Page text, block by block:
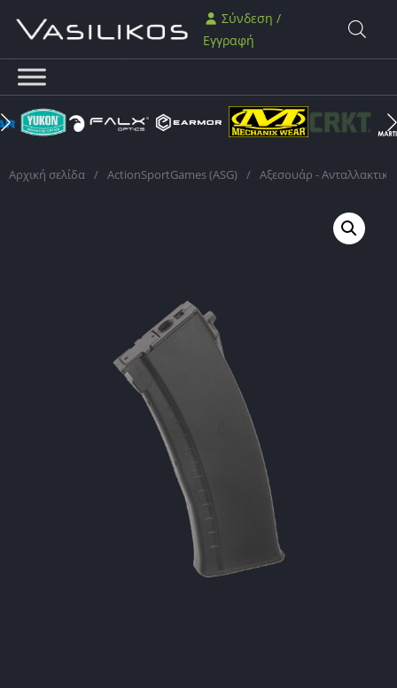
Σύνδεση /
Εγγραφή
Αρχική σελίδα / ActionSportGames (ASG) / Αξεσουάρ - Ανταλλακτικά